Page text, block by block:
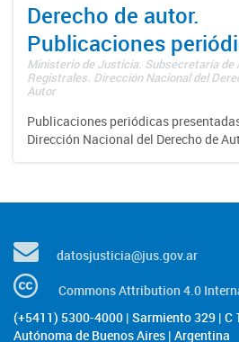
Derecho de autor.
Publicaciones
Ministerio de Justicia. Subsecretaría de
Registrales. Dirección Nacional del
Autor
Publicaciones periódicas
Dirección Nacional del Derecho de
datosjusticia@jus.gov.ar
Commons Attribution 4.0
(+5411) 5300-4000 | Sarmiento 329 | C
Autónoma de Buenos Aires | Argentina